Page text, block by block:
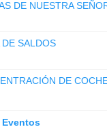
DE NUESTRA
DE SALDOS
DE